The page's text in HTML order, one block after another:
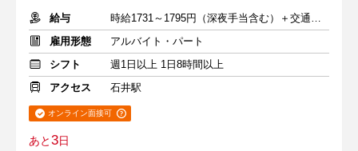
給与
時給1731～1795円（深夜手当含む）＋交通費支給
雇用形態
アルバイト・パート
シフト
週1日以上 1日8時間以上
アクセス
石井駅
オンライン面接可
あと3日